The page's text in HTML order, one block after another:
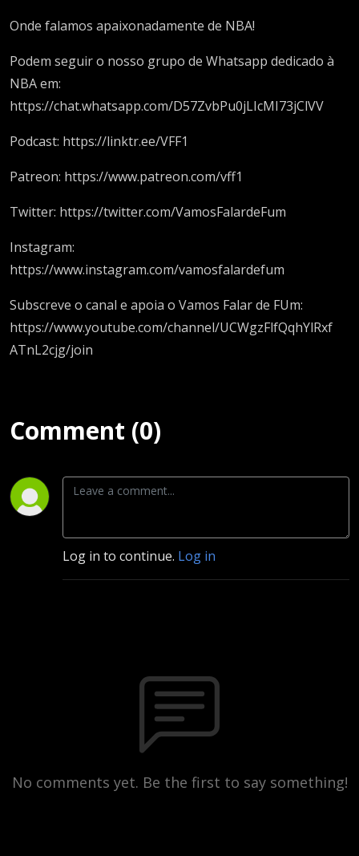
Onde falamos apaixonadamente de NBA!
Podem seguir o nosso grupo de Whatsapp dedicado à
NBA em:
https://chat.whatsapp.com/D57ZvbPu0jLIcMI73jClVV
Podcast: https://linktr.ee/VFF1
Patreon: https://www.patreon.com/vff1
Twitter: https://twitter.com/VamosFalardeFum
Instagram:
https://www.instagram.com/vamosfalardefum
Subscreve o canal e apoia o Vamos Falar de FUm:
https://www.youtube.com/channel/UCWgzFlfQqhYlRxf
ATnL2cjg/join
Comment (0)
Log in to continue. Log in
No comments yet. Be the first to say something!